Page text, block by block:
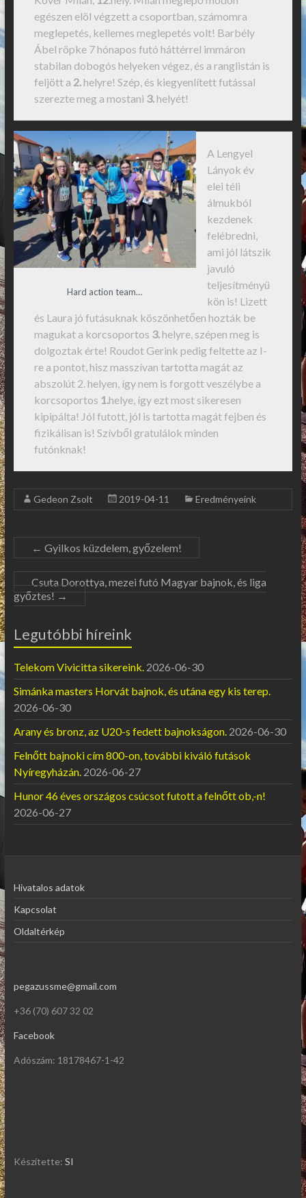
egészen elöl végzett a csoportban, számomra
meglepetés, kellemes meglepetés volt! Barbély
Ábel röpke 7 hónapos futó háttérrel immáron
stabilan dobogós helyeken végez, és a ranglistán is
feljött a 2. helyre! Szép, és kiegyenlített futással
szerezte meg a mostani 3. helyét!
Hard action team…
A Lengyel
Lányok év
elei téli
álmukból
kezdenek
felébredni,
ami jól látszik
javuló
teljesítményü
kön is! Lizett
és Laura jó futásuknak köszönhetően hozták be
magukat a korcsoportos 3.helyre, szépen meg is
dolgoztak érte! Roudot Gerink pedig feltette az I-
re a pontot, hisz masszívan tartotta magát az
abszolút 2. helyen, így nem is forgott veszélybe a
korcsoportos 1.helye, így ezt most sikeresen
kipipálta! Jól futott, jól is tartotta magát fejben és
fizikálisan is! Szívből gratulálok minden
futónknak!
Gedeon Zsolt 2019-04-11 Eredményeink
← Gyilkos küzdelem, győzelem!
Csuta Dorottya, mezei futó Magyar bajnok, és liga
győztes!→
Legutóbbi híreink
Telekom Vivicitta sikereink. 2026-06-30
Simánka masters Horvát bajnok, és utána egy kis terep.
2026-06-30
Arany és bronz, az U20-s fedett bajnokságon. 2026-06-30
Felnőtt bajnoki cím 800-on, további kiváló futások
Nyíregyházán. 2026-06-27
Hunor 46 éves országos csúcsot futott a felnőtt ob,-n!
2026-06-27
Hivatalos adatok
Kapcsolat
Oldaltérkép
pegazussme@gmail.com
+36 (70) 607 32 02
Facebook
Adószám: 18178467-1-42
Készítette: SI